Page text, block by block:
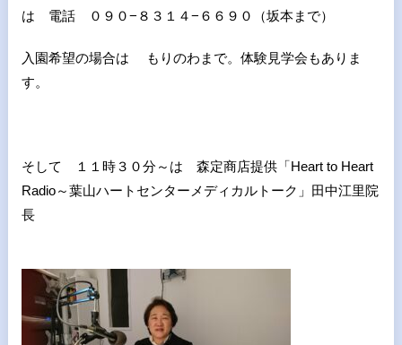
は 電話 ０９０−８３１４−６６９０（坂本まで）
入園希望の場合は もりのわまで。体験見学会もありま
す。
そして １１時３０分～は 森定商店提供「Heart to Heart
Radio～葉山ハートセンターメディカルトーク」 田中江里院
長